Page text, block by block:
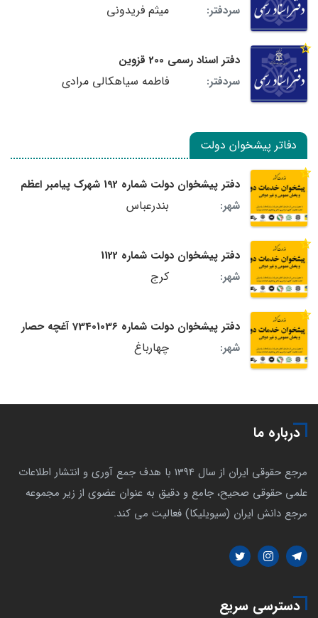
سردفتر:
میثم فریدونی
دفتر اسناد رسمی 200 قزوین
سردفتر:
فاطمه سیاهکالی مرادی
دفاتر پیشخوان دولت
دفتر پیشخوان دولت شماره 192 شهرک پیامبر اعظم
شهر:
بندرعباس
دفتر پیشخوان دولت شماره 1122
شهر:
کرج
دفتر پیشخوان دولت شماره 73401036 آغچه حصار
شهر:
چهارباغ
درباره ما
مرجع حقوقی ایران از سال 1394 با هدف جمع آوری و انتشار اطلاعات
علمی حقوقی صحیح، جامع و دقیق به عنوان عضوی از زیر مجموعه
مرجع دانش ایران (سیویلیکا) فعالیت می کند.
دسترسی سریع